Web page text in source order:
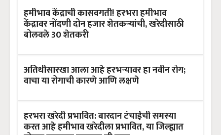
हमीभाव केंद्राची कासवगती! हरभरा हमीभाव
केंद्रावर नोंदणी दोन हजार शेतकऱ्यांची, खरेदीसाठी
बोलवले 30 शेतकरी
अतिथीसारखा आला आहे हरभऱ्यावर हा नवीन रोग;
वाचा या रोगाची कारणे आणि लक्षणे
हरभरा खरेदी प्रभावित: बारदान टंचाईची समस्या
करत आहे हमीभाव खरेदीला प्रभावित, या जिल्ह्यात